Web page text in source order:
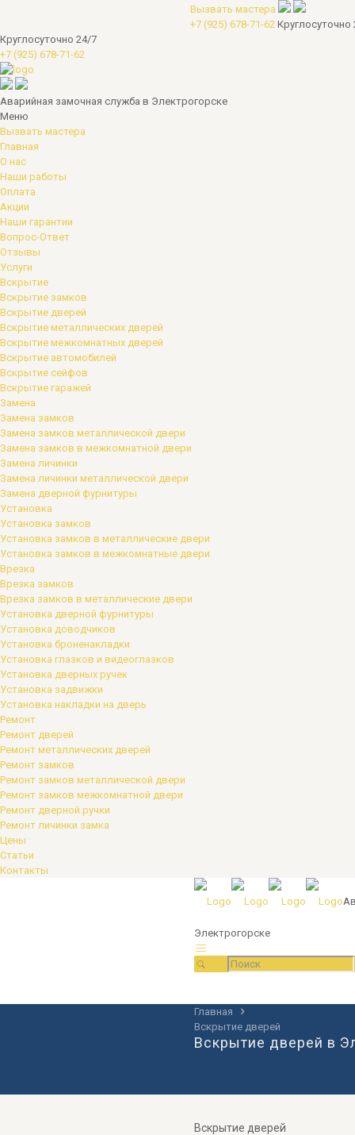
Вызвать мастера
+7 (925) 678-71-62 Круглосуточно
Круглосуточно 24/7
+7 (925) 678-71-62
Аварийная замочная служба в Электрогорске
Меню
Вызвать мастера
Главная
О нас
Наши работы
Оплата
Акции
Наши гарантии
Вопрос-Ответ
Отзывы
Услуги
Вскрытие
Вскрытие замков
Вскрытие дверей
Вскрытие металлических дверей
Вскрытие межкомнатных дверей
Вскрытие автомобилей
Вскрытие сейфов
Вскрытие гаражей
Замена
Замена замков
Замена замков металлической двери
Замена замков в межкомнатной двери
Замена личинки
Замена личинки металлической двери
Замена дверной фурнитуры
Установка
Установка замков
Установка замков в металлические двери
Установка замков в межкомнатные двери
Врезка
Врезка замков
Врезка замков в металлические двери
Установка дверной фурнитуры
Установка доводчиков
Установка броненакладки
Установка глазков и видеоглазков
Установка дверных ручек
Установка задвижки
Установка накладки на дверь
Ремонт
Ремонт дверей
Ремонт металлических дверей
Ремонт замков
Ремонт замков металлической двери
Ремонт замков межкомнатной двери
Ремонт дверной ручки
Ремонт личинки замка
Цены
Статьи
Контакты
Электрогорске
Главная
Вскрытие дверей
Вскрытие дверей в
Вскрытие дверей